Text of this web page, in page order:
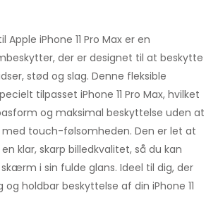
Apple iPhone 11 Pro Max er en
der er designet til at beskytte
stød og slag. Denne fleksible
tilpasset iPhone 11 Pro Max, hvilket
og maksimal beskyttelse uden at
touch-følsomheden. Den er let at
klar, skarp billedkvalitet, så du kan
i sin fulde glans. Ideel til dig, der
og holdbar beskyttelse af din iPhone 11